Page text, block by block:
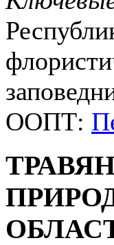
ООПТ: